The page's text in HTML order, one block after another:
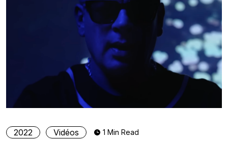
2022 Vidéos 1 Min Read